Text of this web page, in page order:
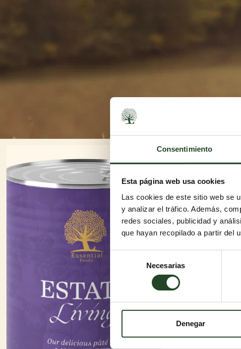
Consentimiento
Esta página web usa cookies
Las cookies de este sitio web se
y analizar el tráfico. Además,
redes sociales, publicidad y
que hayan recopilado a partir del
consentimiento
Necesarias
Denegar